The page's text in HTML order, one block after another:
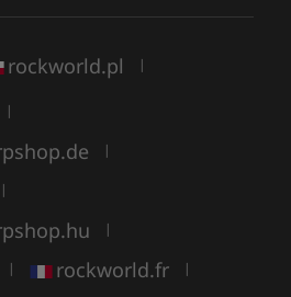
rockworld.pl |
|
|
|
|
| rockworld.fr |